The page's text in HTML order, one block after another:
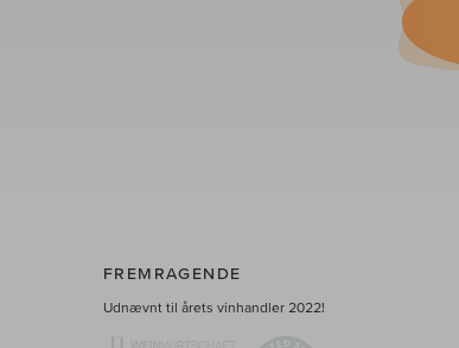
FREMRAGENDE
Udnævnt til årets vinhandler 2022!